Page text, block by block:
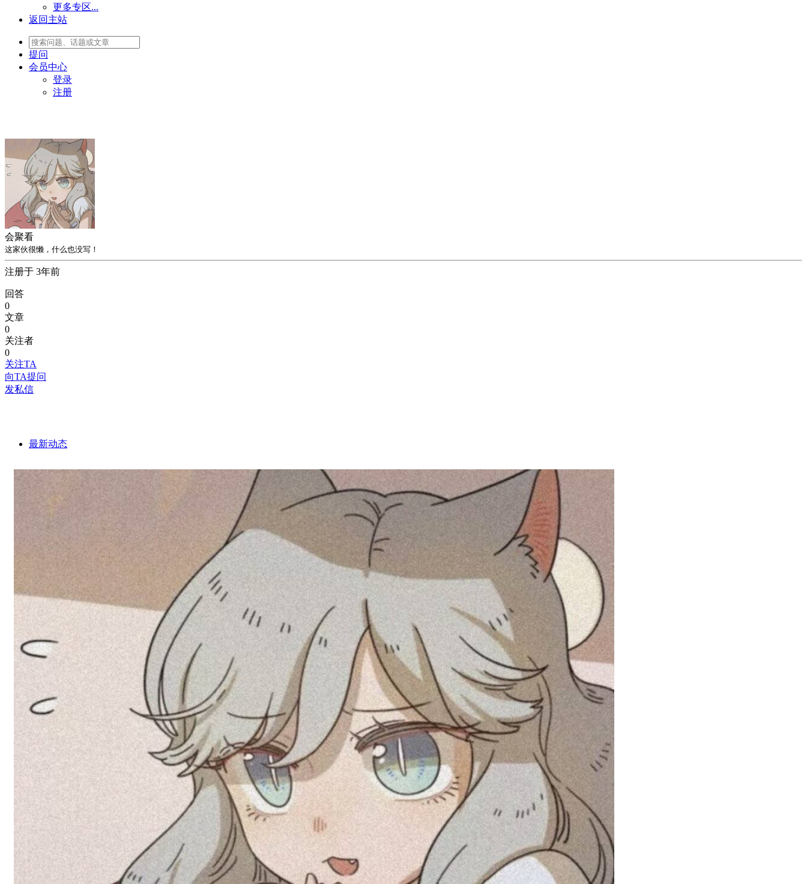
更多专区...
返回主站
提问
会员中心
登录
注册
会聚看
这家伙很懒，什么也没写！
注册于 3年前
回答
0
文章
0
关注者
0
关注TA
向TA提问
发私信
最新动态